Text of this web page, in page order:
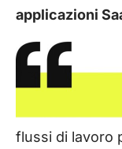
applicazioni
flussi di lavoro